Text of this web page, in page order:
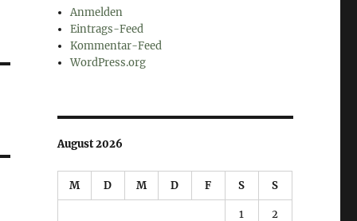
Anmelden
Eintrags-Feed
Kommentar-Feed
WordPress.org
August 2026
M D M D F S S
1 2